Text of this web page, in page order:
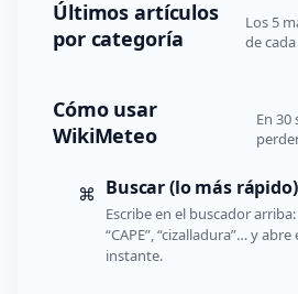
Últimos artículos
por categoría
Los 5
de
Cómo usar
WikiMeteo
En 30
⌘ Buscar (lo más rápido)
Escribe en el buscador arriba:
“CAPE”, “cizalladura”… y
instante.